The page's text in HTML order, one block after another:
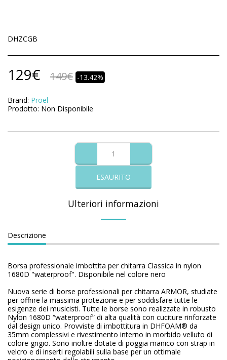
DHZCGB
129€ 149€ -13.42%
Brand: Proel
Prodotto: Non Disponibile
ESAURITO
Ulteriori informazioni
Descrizione
Borsa professionale imbottita per chitarra Classica in nylon
1680D "waterproof". Disponibile nel colore nero
Nuova serie di borse professionali per chitarra ARMOR, studiate
per offrire la massima protezione e per soddisfare tutte le
esigenze dei musicisti. Tutte le borse sono realizzate in robusto
Nylon 1680D “waterproof” di alta qualità con cuciture rinforzate
dal design unico. Provviste di imbottitura in DHFOAM® da
35mm complessivi e rivestimento interno in morbido velluto di
colore grigio. Sono inoltre dotate di poggia manico con strap in
velcro e di inserti regolabili sulla base per un ottimale